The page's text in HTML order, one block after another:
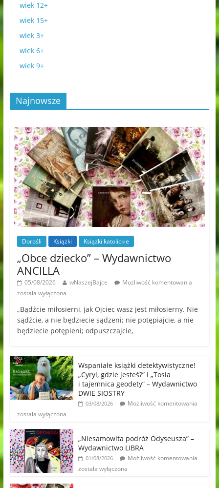
wiek 12+
wiek 15+
wiek 3+
wiek 6+
wiek 9+
Najnowsze
Dorośli Książki Książki katolickie
„Obce dziecko” – Wydawnictwo
ANCILLA
05/08/2026 wNaszejBajce
Możliwość komentowania
została wyłączona
„Bądźcie miłosierni, jak Ojciec wasz jest miłosierny. Nie
sądźcie, a nie będziecie sądzeni; nie potępiajcie, a nie
będziecie potępieni; odpuszczajcie,
Wspaniałe książki detektywistyczne!
„Cyryl, gdzie jesteś?” i „Tosia
i tajemnica geodety” – Wydawnictwo
DWIE SIOSTRY
03/08/2026
Możliwość komentowania
została wyłączona
„Niesamowita podróż Odyseusza” –
Wydawnictwo LIBRA
01/08/2026
Możliwość komentowania
została wyłączona